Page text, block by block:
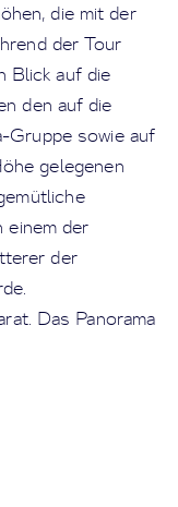
die mit der
der Tour
Blick auf die
den auf die
Gruppe sowie auf
gelegenen
einem der
der
Das Panorama